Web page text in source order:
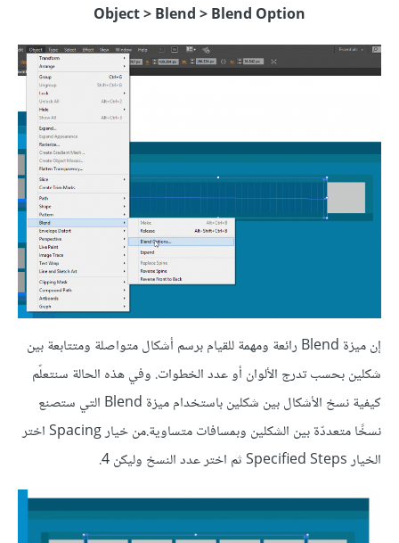
Object > Blend > Blend Option
إن ميزة Blend رائعة ومهمة للقيام برسم أشكال متواصلة ومتتابعة بين
شكلين بحسب تدرج الألوان أو عدد الخطوات. وفي هذه الحالة سنتعلّم
كيفية نسخ الأشكال بين شكلين باستخدام ميزة Blend التي ستصنع
نسخًا متعددّة بين الشكلين وبمسافات متساوية.من خيار Spacing اختر
الخيار Specified Steps ثم اختر عدد النسخ وليكن 4.